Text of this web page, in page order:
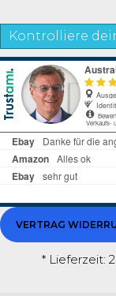
Kontrolliere
VERTRAG
* Lieferzeit: